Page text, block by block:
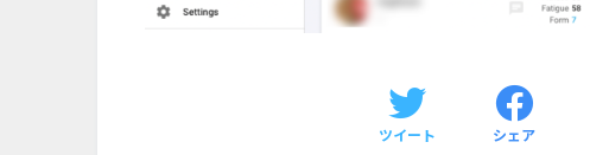
ツイート シェア